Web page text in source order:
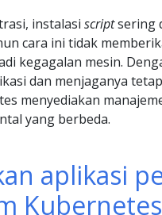
instalasi scriptsering
cara ini tidak
kegagalan mesin.
dan menjaganya
menyediakan
yang berbeda.
aplikasi
Kubernetes